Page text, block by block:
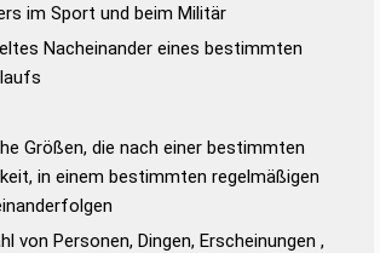
im Sport und beim Militär
Nacheinander eines bestimmten
Größen, die nach einer bestimmten
in einem bestimmten regelmäßigen
von Personen, Dingen, Erscheinungen ,